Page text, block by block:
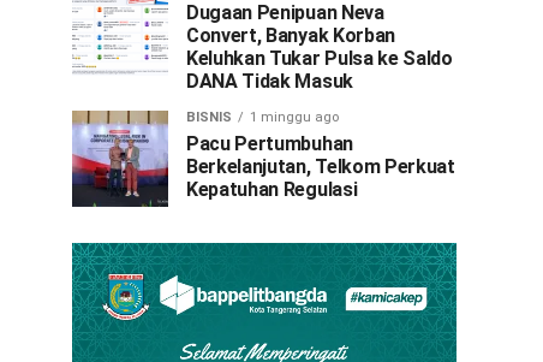
Dugaan Penipuan Neva
Convert, Banyak Korban
Keluhkan Tukar Pulsa ke Saldo
DANA Tidak Masuk
BISNIS 1 minggu ago
Pacu Pertumbuhan
Berkelanjutan, Telkom Perkuat
Kepatuhan Regulasi